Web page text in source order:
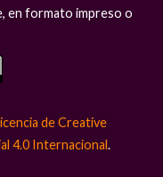
en formato impreso o
de Creative
4.0 Internacional.